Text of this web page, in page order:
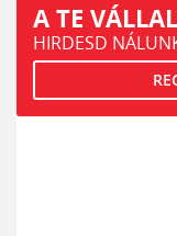
A TE
HIRDESD